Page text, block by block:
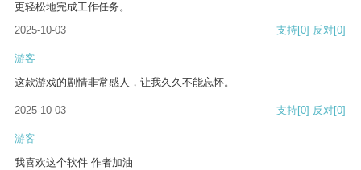
更轻松地完成工作任务。
2025-10-03
支持[0] 反对[0]
游客
这款游戏的剧情非常感人，让我久久不能忘怀。
2025-10-03 支持[0] 反对[0]
游客
我喜欢这个软件 作者加油